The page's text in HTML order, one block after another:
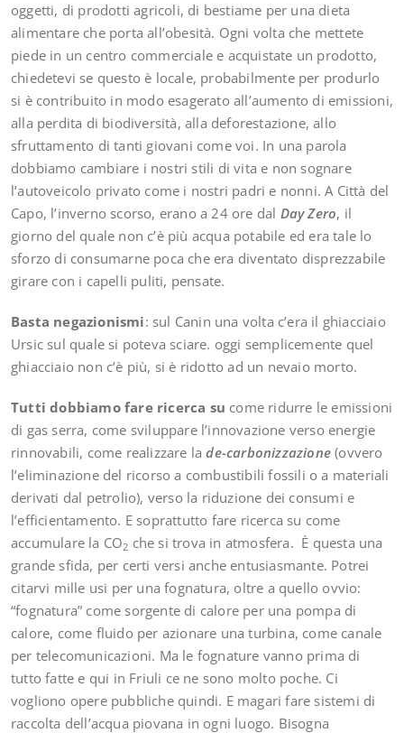
oggetti, di prodotti agricoli, di bestiame per una dieta
alimentare che porta all’obesità. Ogni volta che mettete
piede in un centro commerciale e acquistate un prodotto,
chiedetevi se questo è locale, probabilmente per produrlo
si è contribuito in modo esagerato all’aumento di emissioni,
alla perdita di biodiversità, alla deforestazione, allo
sfruttamento di tanti giovani come voi. In una parola
dobbiamo cambiare i nostri stili di vita e non sognare
l’autoveicolo privato come i nostri padri e nonni. A Città del
Capo, l’inverno scorso, erano a 24 ore dal Day Zero, il
giorno del quale non c’è più acqua potabile ed era tale lo
sforzo di consumarne poca che era diventato disprezzabile
girare con i capelli puliti, pensate.
Basta negazionismi: sul Canin una volta c’era il ghiacciaio
Ursic sul quale si poteva sciare. oggi semplicemente quel
ghiacciaio non c’è più, si è ridotto ad un nevaio morto.
Tutti dobbiamo fare ricerca su come ridurre le emissioni
di gas serra, come sviluppare l’innovazione verso energie
rinnovabili, come realizzare lade-carbonizzazione (ovvero
l’eliminazione del ricorso a combustibili fossili o a materiali
derivati dal petrolio), verso la riduzione dei consumi e
l’efficientamento. E soprattutto fare ricerca su come
accumulare la CO2 che si trova in atmosfera. È questa una
grande sfida, per certi versi anche entusiasmante. Potrei
citarvi mille usi per una fognatura, oltre a quello ovvio:
“fognatura” come sorgente di calore per una pompa di
calore, come fluido per azionare una turbina, come canale
per telecomunicazioni. Ma le fognature vanno prima di
tutto fatte e qui in Friuli ce ne sono molto poche. Ci
vogliono opere pubbliche quindi. E magari fare sistemi di
raccolta dell’acqua piovana in ogni luogo. Bisogna